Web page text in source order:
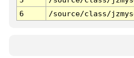
6
/source/class/